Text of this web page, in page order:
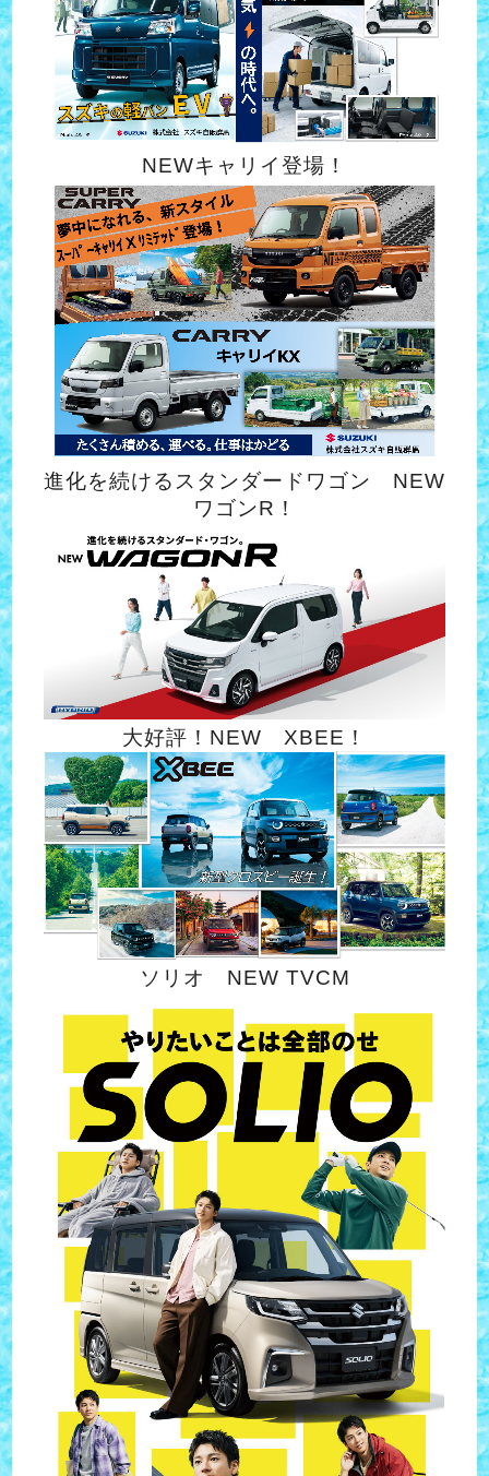
NEWキャリイ登場！
進化を続けるスタンダードワゴン NEW
ワゴンR！
大好評！NEW XBEE！
ソリオ NEW TVCM